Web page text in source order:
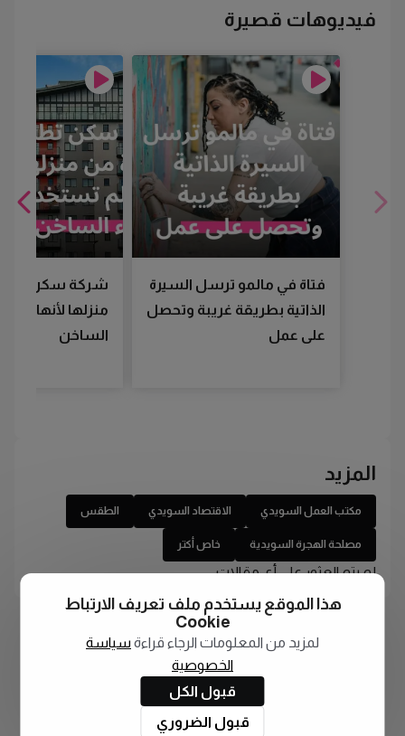
فيديوهات قصيرة
فتاة في مالمو ترسل السيرة
الذاتية بطريقة غريبة وتحصل
على عمل
شركة سكن
منزلها لأنها لم
الساخن
المزيد
مكتب العمل السويدي الاقتصاد السويدي الطقس
مصلحة الهجرة السويدية خاص أكتر
لم يتم العثور على أي مقالات
هذا الموقع يستخدم ملف تعريف الارتباط
Cookie
لمزيد من المعلومات الرجاء قراءة سياسة
الخصوصية
قبول الكل
قبول الضروري